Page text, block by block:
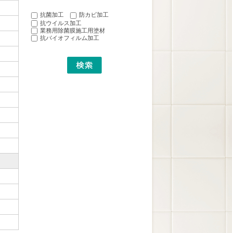
抗菌加工
防カビ加工
抗ウイルス加工
業務用除菌膜施工用塗材
抗バイオフィルム加工